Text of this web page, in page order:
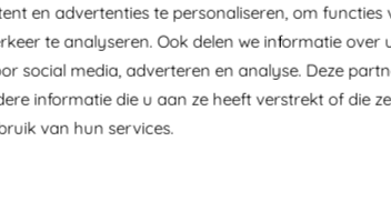
en advertenties te personaliseren, om functies
te analyseren. Ook delen we informatie over
social media, adverteren en analyse. Deze
informatie die u aan ze heeft verstrekt of die
van hun services.